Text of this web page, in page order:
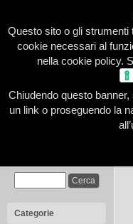
Home Presentazione
Categorie
Questo sito o gli strumenti
cookie necessari al
nella cookie policy.
Chiudendo questo
un link o proseguendo la